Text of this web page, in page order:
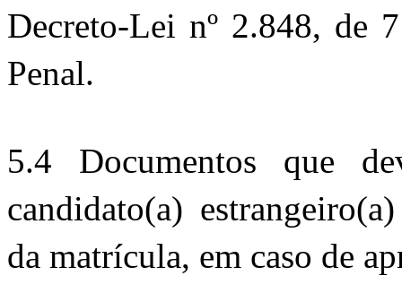
Decreto-Lei nº 2.848, de
Penal.
5.4 Documentos que
candidato(a)
da matrícula, em caso de